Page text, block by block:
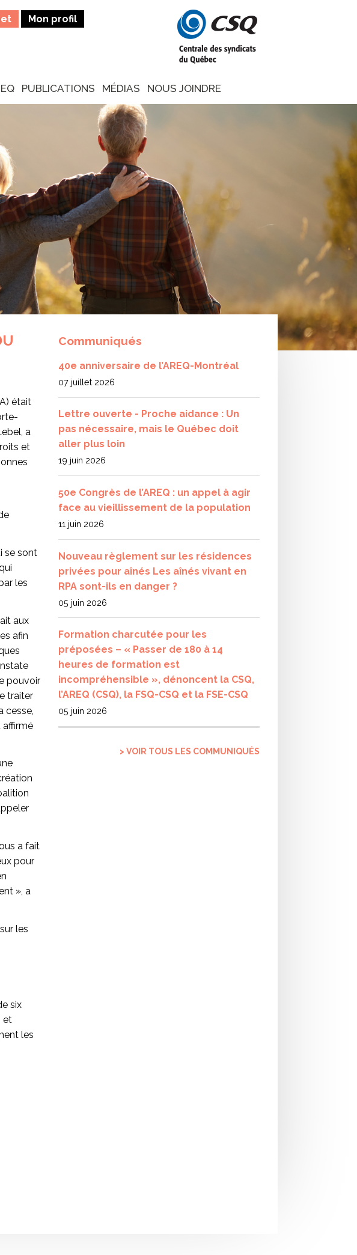
Mon profil
PUBLICATIONS MÉDIAS NOUS JOINDRE
était
a
et
se sont
les
aux
afin
pouvoir
traiter
cesse,
affirmé
a fait
pour
», a
les
six
et
les
Communiqués
40e anniversaire de l’AREQ-Montréal
07 juillet 2026
Lettre ouverte - Proche aidance : Un
pas nécessaire, mais le Québec doit
aller plus loin
19 juin 2026
50e Congrès de l’AREQ : un appel à agir
face au vieillissement de la population
11 juin 2026
Nouveau règlement sur les résidences
privées pour aînés Les aînés vivant en
RPA sont-ils en danger ?
05 juin 2026
Formation charcutée pour les
préposées – « Passer de 180 à 14
heures de formation est
incompréhensible », dénoncent la CSQ,
l’AREQ (CSQ), la FSQ-CSQ et la FSE-CSQ
05 juin 2026
> VOIR TOUS LES COMMUNIQUÉS